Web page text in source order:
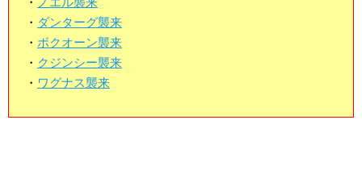
・ ダンターグ襲来
・ ボクオーン襲来
・ クジンシー襲来
・ ワグナス襲来